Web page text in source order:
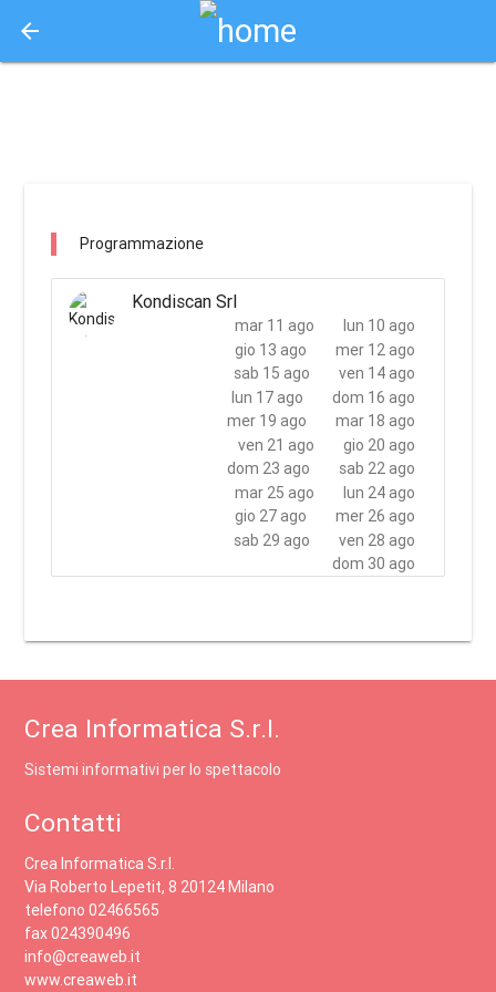
arrow_back
Programmazione
Kondiscan Srl
lun 10 ago
mar 11 ago
mer 12 ago
gio 13 ago
ven 14 ago
sab 15 ago
dom 16 ago
lun 17 ago
mar 18 ago
mer 19 ago
gio 20 ago
ven 21 ago
sab 22 ago
dom 23 ago
lun 24 ago
mar 25 ago
mer 26 ago
gio 27 ago
ven 28 ago
sab 29 ago
dom 30 ago
Crea Informatica S.r.l.
Sistemi informativi per lo spettacolo
Contatti
Crea Informatica S.r.l.
Via Roberto Lepetit, 8 20124 Milano
telefono 02466565
fax 024390496
info@creaweb.it
www.creaweb.it